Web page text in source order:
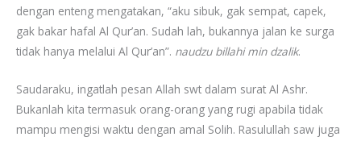
dengan enteng mengatakan, “aku sibuk, gak sempat, capek,
gak bakar hafal Al Qur’an. Sudah lah, bukannya jalan ke surga
tidak hanya melalui Al Qur’an”. naudzu billahi min dzalik.
Saudaraku, ingatlah pesan Allah swt dalam surat Al Ashr.
Bukanlah kita termasuk orang-orang yang rugi apabila tidak
mampu mengisi waktu dengan amal Solih. Rasulullah saw juga